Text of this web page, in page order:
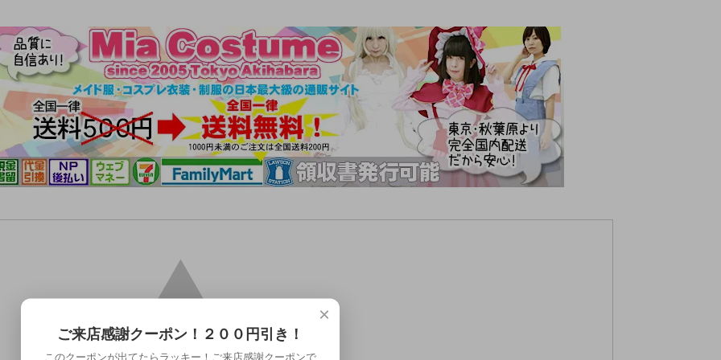
×
ご来店感謝クーポン！２００円引き！
このクーポンが出てたらラッキー！ご来店感謝クーポンで